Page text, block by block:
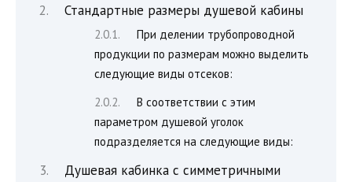
Стандартные размеры душевой кабины
При делении трубопроводной
продукции по размерам можно выделить
следующие виды отсеков:
В соответствии с этим
параметром душевой уголок
подразделяется на следующие виды:
Душевая кабинка с симметричными